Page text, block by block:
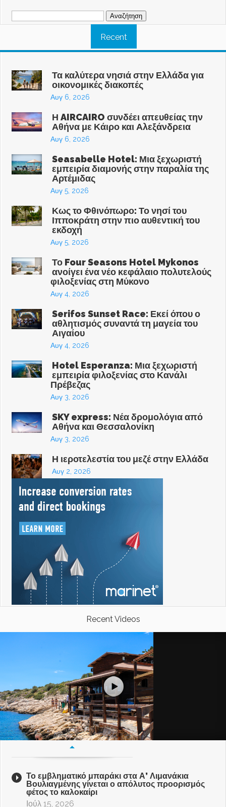
Αναζήτηση
για:
Recent
Τα καλύτερα νησιά στην Ελλάδα για
οικονομικές διακοπές
Αυγ 6, 2026
Η AIRCAIRO συνδέει απευθείας την
Αθήνα με Κάιρο και Αλεξάνδρεια
Αυγ 6, 2026
Seasabelle Hotel: Μια ξεχωριστή
εμπειρία διαμονής στην παραλία της
Αρτέμιδας
Αυγ 5, 2026
Κως το Φθινόπωρο: Το νησί του
Ιπποκράτη στην πιο αυθεντική του
εκδοχή
Αυγ 5, 2026
Το Four Seasons Hotel Mykonos
ανοίγει ένα νέο κεφάλαιο πολυτελούς
φιλοξενίας στη Μύκονο
Αυγ 4, 2026
Serifos Sunset Race: Εκεί όπου ο
αθλητισμός συναντά τη μαγεία του
Αιγαίου
Αυγ 4, 2026
Hotel Esperanza: Μια ξεχωριστή
εμπειρία φιλοξενίας στο Κανάλι
Πρέβεζας
Αυγ 3, 2026
SKY express: Νέα δρομολόγια από
Αθήνα και Θεσσαλονίκη
Αυγ 3, 2026
Η ιεροτελεστία του μεζέ στην Ελλάδα
Αυγ 2, 2026
Recent Videos
Το εμβληματικό μπαράκι στα Α’ Λιμανάκια
Βουλιαγμένης γίνεται ο απόλυτος προορισμός
φέτος το καλοκαίρι
Ιούλ 15, 2026